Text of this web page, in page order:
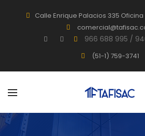
Calle Enrique Palacios 335
966 688 995 /
(51-1) 759-3741
BACK
TASACIONES – IFRS / NIIF
PROYECTOS